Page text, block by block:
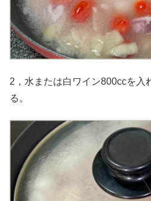
2，水または白ワイン800ccを入
る。